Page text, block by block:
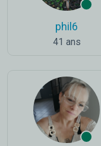
phil6
41 ans